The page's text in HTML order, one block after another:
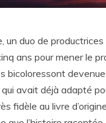
un duo de
ans pour mener le
bicoloressont
, qui avait déjà adapté
fidèle au livre